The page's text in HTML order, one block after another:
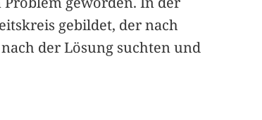
gebildet, der nach
der Lösung suchten und